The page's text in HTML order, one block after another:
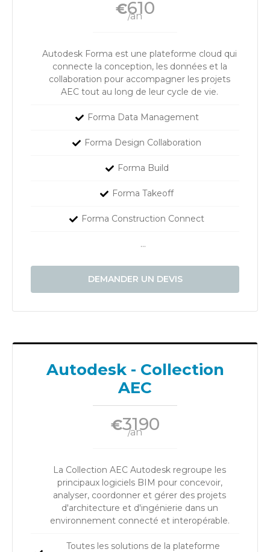
€610
/an
Autodesk Forma est une plateforme cloud qui
connecte la conception, les données et la
collaboration pour accompagner les projets
AEC tout au long de leur cycle de vie.
Forma Data Management
Forma Design Collaboration
Forma Build
Forma Takeoff
Forma Construction Connect
...
DEMANDER UN DEVIS
Autodesk - Collection
AEC
€3190
/an
La Collection AEC Autodesk regroupe les
principaux logiciels BIM pour concevoir,
analyser, coordonner et gérer des projets
d'architecture et d'ingénierie dans un
environnement connecté et interopérable.
Toutes les solutions de la plateforme